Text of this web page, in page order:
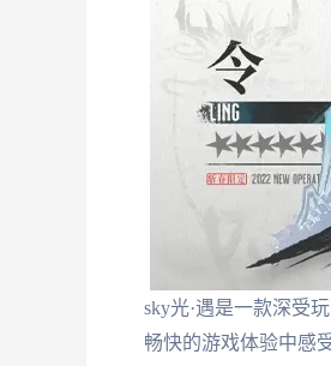
sky光·遇是一款深受
畅快的游戏体验中感